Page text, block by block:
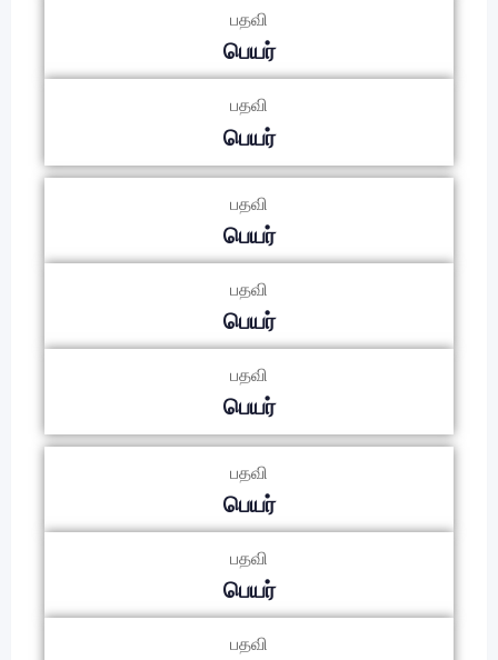
பதவி
பெயர்
பதவி
பெயர்
பதவி
பெயர்
பதவி
பெயர்
பதவி
பெயர்
பதவி
பெயர்
பதவி
பெயர்
பதவி